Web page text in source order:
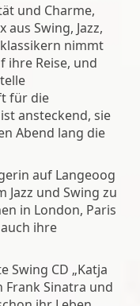
und Charme,
Swing, Jazz,
nimmt
ihre Reise, und
für die
ansteckend, sie
Abend lang die
auf Langeoog
Jazz und Swing zu
in London, Paris
ihre
Swing CD „Katja
Frank Sinatra und